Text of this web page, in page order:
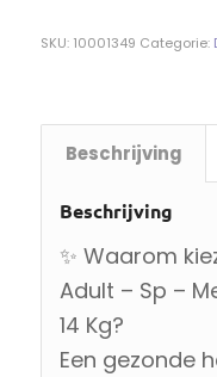
SKU: 10001349 Categorie:
Beschrijving
Beschrijving
✨ Waarom
Adult – Sp –
14 Kg?
Een gezonde